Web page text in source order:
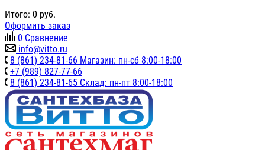
Итого: 0 руб.
Оформить заказ
0 Сравнение
info@vitto.ru
8 (861) 234-81-66 Магазин: пн-сб 8:00-18:00
+7 (989) 827-77-66
8 (861) 234-81-65 Склад: пн-пт 8:00-18:00